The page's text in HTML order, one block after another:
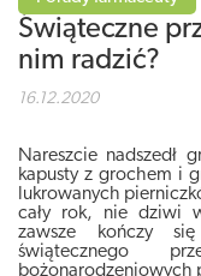
Świąteczne
nim radzić?
16.12.2020
Nareszcie nadszedł
kapusty z grochem i
lukrowanych
cały rok, nie dziwi
zawsze kończy
świątecznego
bożonarodzeniowych